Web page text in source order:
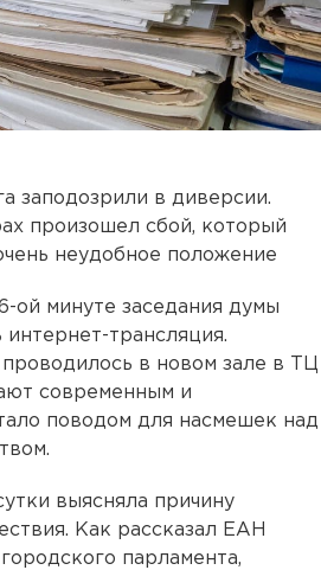
заподозрили в диверсии.
произошел сбой, который
неудобное положение
ой минуте заседания думы
интернет-трансляция.
в новом зале в ТЦ
современным и
поводом для насмешек над
выясняла причину
Как рассказал ЕАН
парламента,